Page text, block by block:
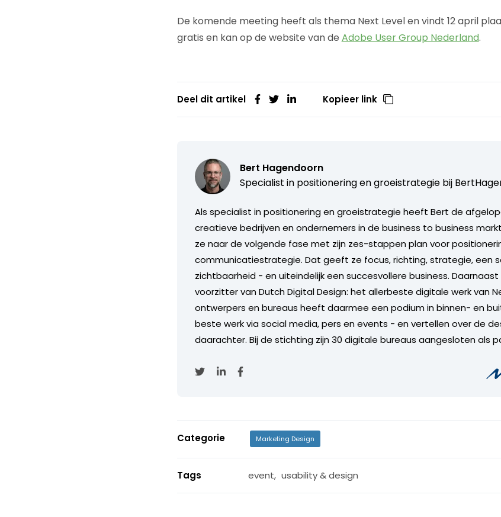
De komende meeting heeft als thema Next Level en vindt 12 april
gratis en kan op de website van de Adobe User Group Nederland.
Deel dit artikel Kopieer link
Bert Hagendoorn
Specialist in positionering en groeistrategie bij
Als specialist in positionering en groeistrategie heeft Bert de
creatieve bedrijven en ondernemers in de business to business
ze naar de volgende fase met zijn zes-stappen plan voor
communicatiestrategie. Dat geeft ze focus, richting, strategie, een
zichtbaarheid - en uiteindelijk een succesvollere business.
voorzitter van Dutch Digital Design: het allerbeste digitale werk van
ontwerpers en bureaus heeft daarmee een podium in binnen- en
beste werk via social media, pers en events - en vertellen over de
daarachter. Bij de stichting zijn 30 digitale bureaus aangesloten als
Categorie Marketing Design
Tags event, usability & design